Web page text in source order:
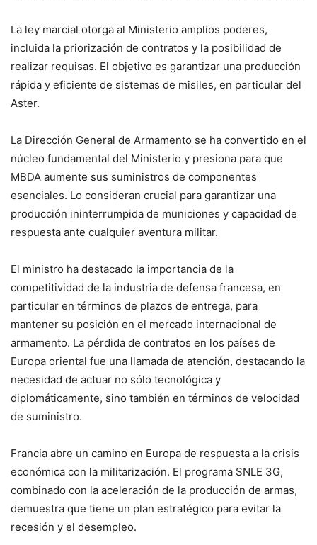
La ley marcial otorga al Ministerio amplios poderes,
incluida la priorización de contratos y la posibilidad de
realizar requisas. El objetivo es garantizar una producción
rápida y eficiente de sistemas de misiles, en particular del
Aster.
La Dirección General de Armamento se ha convertido en el
núcleo fundamental del Ministerio y presiona para que
MBDA aumente sus suministros de componentes
esenciales. Lo consideran crucial para garantizar una
producción ininterrumpida de municiones y capacidad de
respuesta ante cualquier aventura militar.
El ministro ha destacado la importancia de la
competitividad de la industria de defensa francesa, en
particular en términos de plazos de entrega, para
mantener su posición en el mercado internacional de
armamento. La pérdida de contratos en los países de
Europa oriental fue una llamada de atención, destacando la
necesidad de actuar no sólo tecnológica y
diplomáticamente, sino también en términos de velocidad
de suministro.
Francia abre un camino en Europa de respuesta a la crisis
económica con la militarización. El programa SNLE 3G,
combinado con la aceleración de la producción de armas,
demuestra que tiene un plan estratégico para evitar la
recesión y el desempleo.